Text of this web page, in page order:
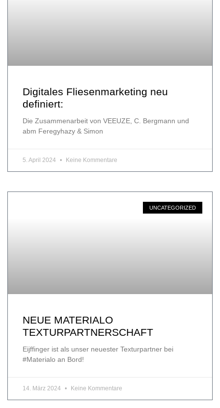
Digitales Fliesenmarketing neu
definiert:
Die Zusammenarbeit von VEEUZE, C. Bergmann und
abm Feregyhazy & Simon
5. April 2024 Keine Kommentare
UNCATEGORIZED
NEUE MATERIALO
TEXTURPARTNERSCHAFT
Eijffinger ist als unser neuester Texturpartner bei
#Materialo an Bord!
14. März 2024 Keine Kommentare